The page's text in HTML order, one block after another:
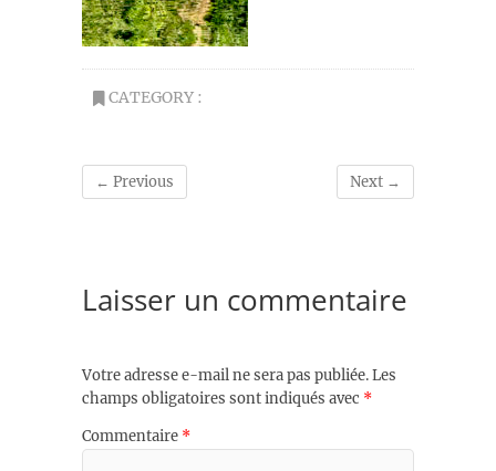
CATEGORY :
← Previous Next →
Laisser un commentaire
Votre adresse e-mail ne sera pas publiée.Les
champs obligatoires sont indiqués avec *
Commentaire *